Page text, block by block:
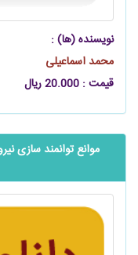
نویسنده (ها) :
محمد اسماعیلی
قیمت : 20.000 ریال
موانع توانمند سازی